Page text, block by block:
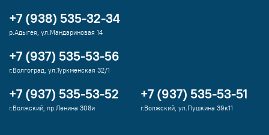
+7 (938) 535-32-34
р.Адыгея, ул.Мандариновая 14
+7 (937) 535-53-56
г.Волгоград, ул.Туркменская 32/1
+7 (937) 535-53-52
г.Волжский, пр.Ленина 308и
+7 (937) 535-53-51
г.Волжский, ул.Пушкина 39к11